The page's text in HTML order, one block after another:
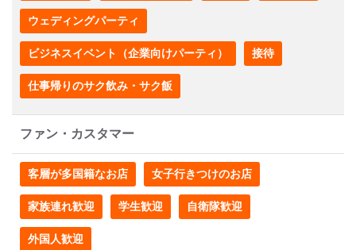
ウェディングパーティ
ビジネスイベント（企業向けパーティ） 接待
仕事帰りのサク飲み・サク飯
ファン・カスタマー
客層が多国籍なお店 女子行きつけのお店
家族連れ歓迎 学生歓迎 自衛隊歓迎
外国人歓迎